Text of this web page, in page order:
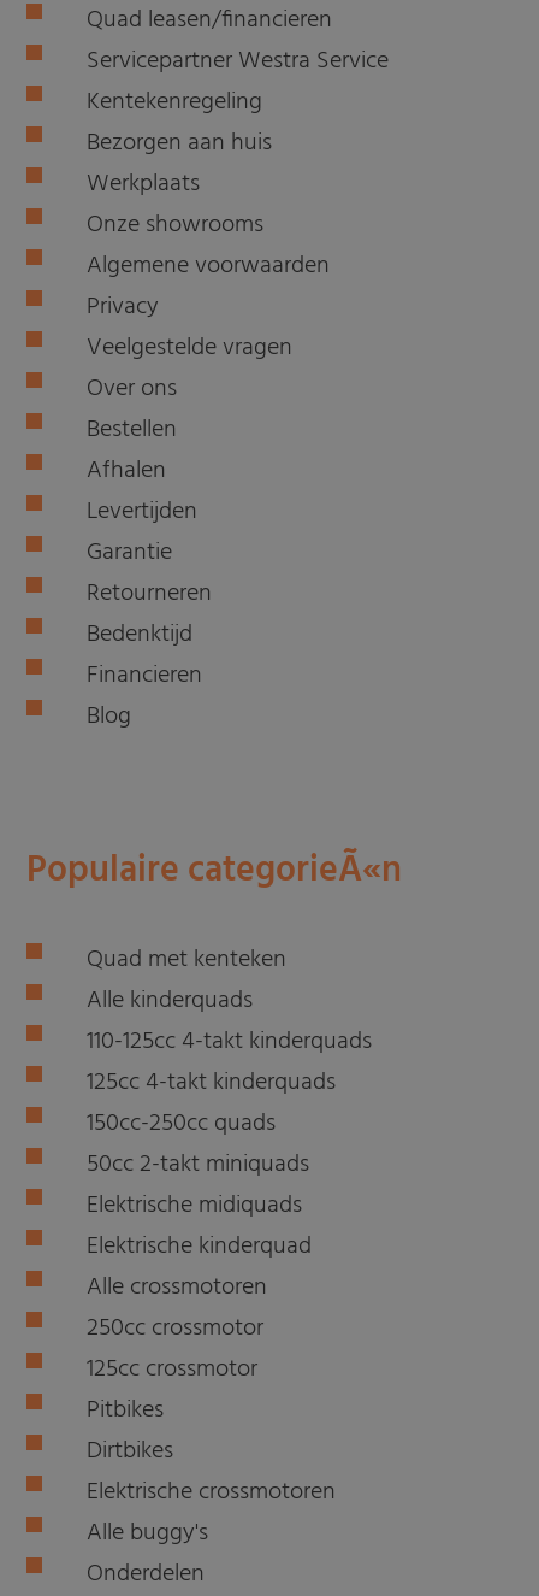
Quad leasen/financieren
Servicepartner Westra Service
Kentekenregeling
Bezorgen aan huis
Werkplaats
Onze showrooms
Algemene voorwaarden
Privacy
Veelgestelde vragen
Over ons
Bestellen
Afhalen
Levertijden
Garantie
Retourneren
Bedenktijd
Financieren
Blog
Populaire categorieÃ«n
Quad met kenteken
Alle kinderquads
110-125cc 4-takt kinderquads
125cc 4-takt kinderquads
150cc-250cc quads
50cc 2-takt miniquads
Elektrische midiquads
Elektrische kinderquad
Alle crossmotoren
250cc crossmotor
125cc crossmotor
Pitbikes
Dirtbikes
Elektrische crossmotoren
Alle buggy's
Onderdelen